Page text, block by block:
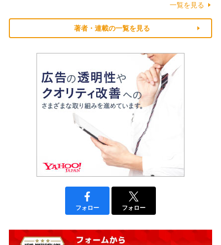
一覧を見る
著者・連載の一覧を見る
フォロー フォロー